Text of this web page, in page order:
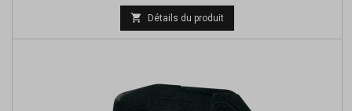
base
 Détails du produit